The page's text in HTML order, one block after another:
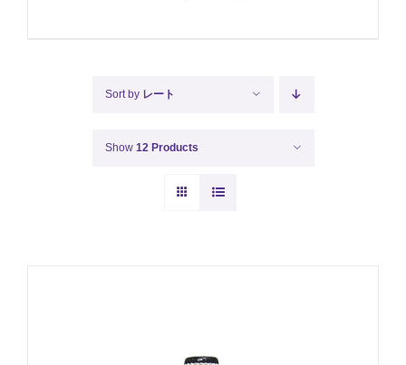
Sort by レート
Show 12 Products